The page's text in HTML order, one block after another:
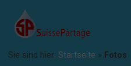
Sie sind hier: Startseite » Fotos